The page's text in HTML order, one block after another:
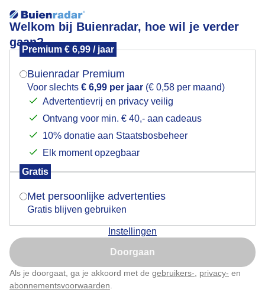
Welkom bij Buienradar, hoe wil je verder
gaan?
Premium € 6,99 / jaar
Buienradar Premium
Voor slechts € 6,99 per jaar (€ 0,58 per maand)
Advertentievrij en privacy veilig
Ontvang voor min. € 40,- aan cadeaus
10% donatie aan Staatsbosbeheer
Elk moment opzegbaar
Gratis
Met persoonlijke advertenties
Gratis blijven gebruiken
Instellingen
Doorgaan
Als je doorgaat, ga je akkoord met de gebruikers- privacy- en
abonnementsvoorwaarden
viswater
Populaire categorieën
Lente
Zomer
Mogen we je locatie gebruiken voor het
Indien je hier nog geen akkoord op hebt gegeven,
verschijnt er zo een pop-up uit je browser waarin
Is goed, toon de popup
Nu niet, misschien later
Klik hierom dit aan te passen